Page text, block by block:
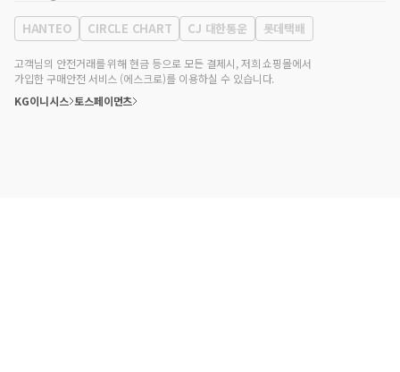
사업자등록번호
120-87-71116
통신판매업 신고번호 제2011-서울강남-02223
대표전화
02-552-9855
HANTEO CIRCLE CHART CJ 대한통운 롯데택배
고객님의 안전거래를 위해 현금 등으로 모든 결제시, 저희 쇼핑몰에서
가입한 구매안전 서비스 (에스크로)를 이용하실 수 있습니다.
KG이니시스 토스페이먼츠